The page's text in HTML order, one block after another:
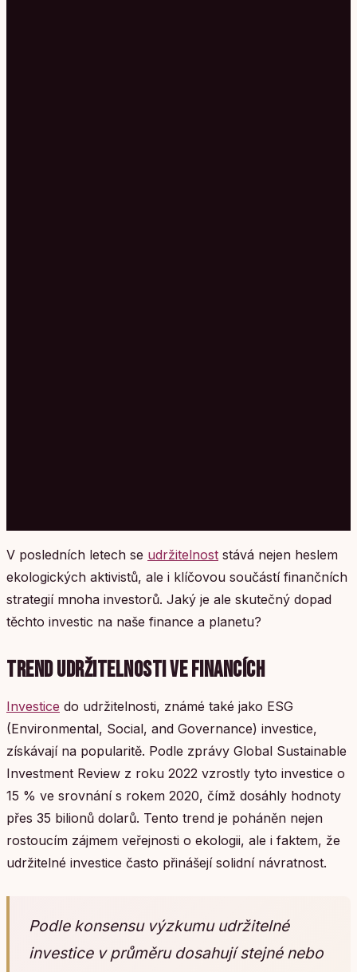
V posledních letech se udržitelnost stává nejen heslem
ekologických aktivistů, ale i klíčovou součástí finančních
strategií mnoha investorů. Jaký je ale skutečný dopad
těchto investic na naše finance a planetu?
TREND UDRŽITELNOSTI VE FINANCÍCH
Investice do udržitelnosti, známé také jako ESG
(Environmental, Social, and Governance) investice,
získávají na popularitě. Podle zprávy Global Sustainable
Investment Review z roku 2022 vzrostly tyto investice o
15 % ve srovnání s rokem 2020, čímž dosáhly hodnoty
přes 35 bilionů dolarů. Tento trend je poháněn nejen
rostoucím zájmem veřejnosti o ekologii, ale i faktem, že
udržitelné investice často přinášejí solidní návratnost.
Podle konsensu výzkumu udržitelné
investice v průměru dosahují stejné nebo